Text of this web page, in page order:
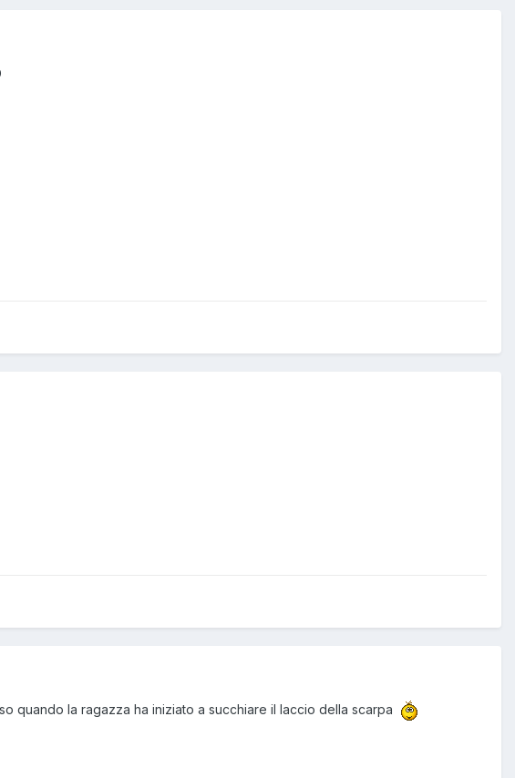
quando la ragazza ha iniziato a succhiare il laccio della scarpa